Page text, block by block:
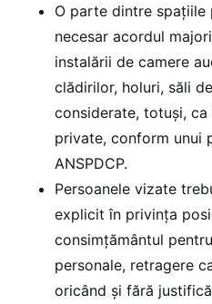
O parte dintre spațiile
necesar acordul
instalării de camere
clădirilor, holuri, săli
considerate, totuși,
private, conform unui
ANSPDCP.
Persoanele vizate
explicit în privința
consimțământul
personale, retragere
oricând și fără